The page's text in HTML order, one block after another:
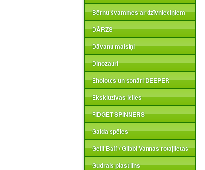
Bērnu švammes ar dzīvnieciņiem
DĀRZS
Dāvanu maisiņi
Dinozauri
Eholotes un sonāri DEEPER
Ekskluzīvas lelles
FIDGET SPINNERS
Galda spēles
Gelli Baff / Glibbi Vannas rotaļlietas
Gudrais plastilīns